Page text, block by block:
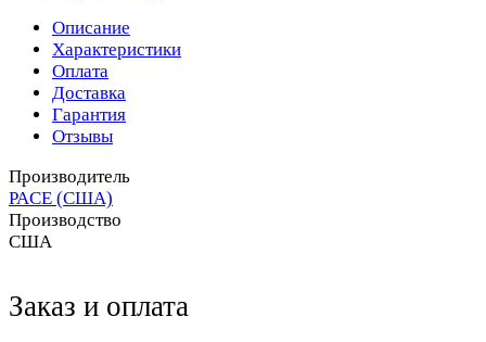
Описание
Характеристики
Оплата
Доставка
Гарантия
Отзывы
Производитель
PACE (США)
Производство
США
Заказ и оплата